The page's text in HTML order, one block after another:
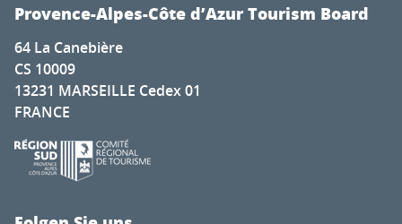
Provence-Alpes-Côte d’Azur Tourism Board
64 La Canebière
CS 10009
13231 MARSEILLE Cedex 01
FRANCE